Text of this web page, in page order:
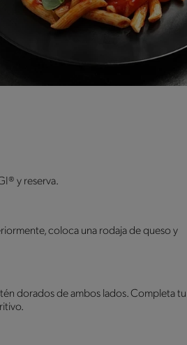
y reserva.
coloca una rodaja de queso y
dorados de ambos lados. Completa tu